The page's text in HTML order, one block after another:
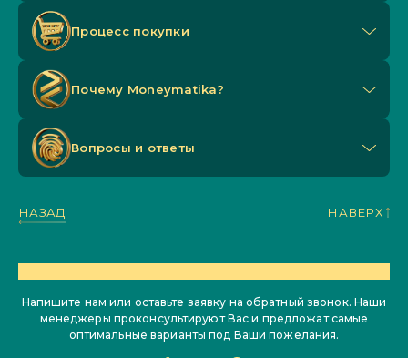
Процесс покупки
Почему Мoneymatika?
Вопросы и ответы
НАЗАД НАВЕРХ
Напишите нам или оставьте заявку на обратный звонок. Наши
менеджеры проконсультируют Вас и предложат самые
оптимальные варианты под Ваши пожелания.